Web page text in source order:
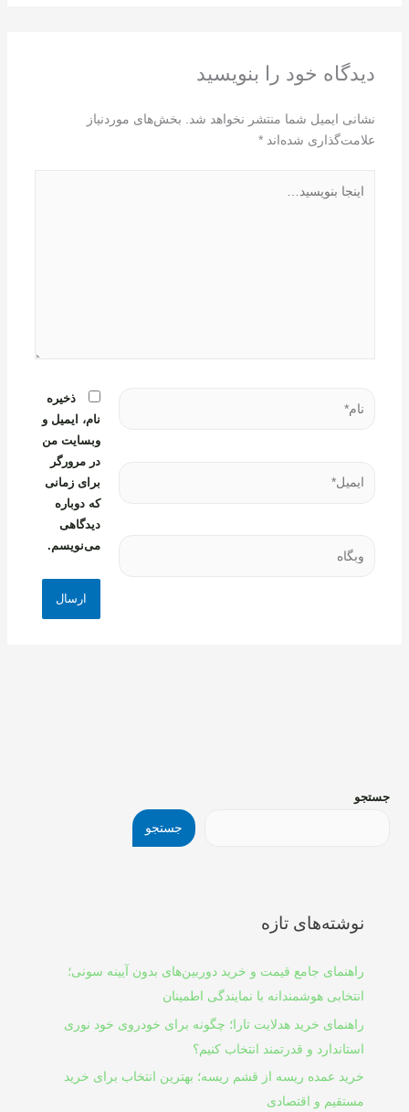
دیدگاه‌ خود را بنویسید
نشانی ایمیل شما منتشر نخواهد شد. بخش‌های موردنیاز
علامت‌گذاری شده‌اند*
بنویسید…
ذخیره
نام، ایمیل و
وبسایت من
در مرورگر
برای زمانی
که دوباره
دیدگاهی
می‌نویسم.
جستجو
جستجو
نوشته‌های تازه
راهنمای جامع قیمت و خرید دوربین‌های بدون آیینه سونی؛
انتخابی هوشمندانه با نمایندگی اطمینان
راهنمای خرید هدلایت تارا؛ چگونه برای خودروی خود نوری
استاندارد و قدرتمند انتخاب کنیم؟
خرید عمده ریسه از قشم ریسه؛ بهترین انتخاب برای خرید
مستقیم و اقتصادی